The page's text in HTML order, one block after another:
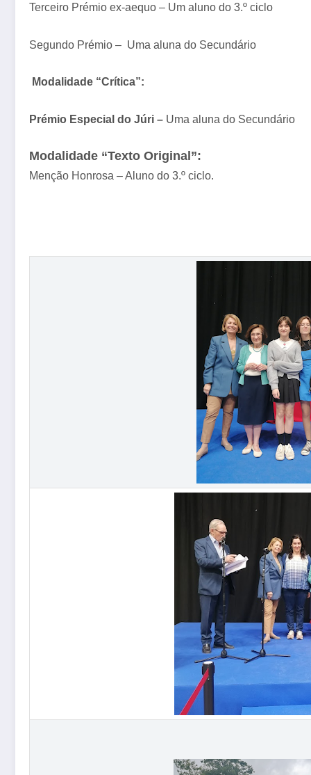
Terceiro Prémio ex-aequo – Um aluno do 3.º ciclo
Segundo Prémio – Uma aluna do Secundário
Modalidade “Crítica”:
Prémio Especial do Júri – Uma aluna do Secundário
Modalidade “Texto Original”:
Menção Honrosa – Aluno do 3.º ciclo.